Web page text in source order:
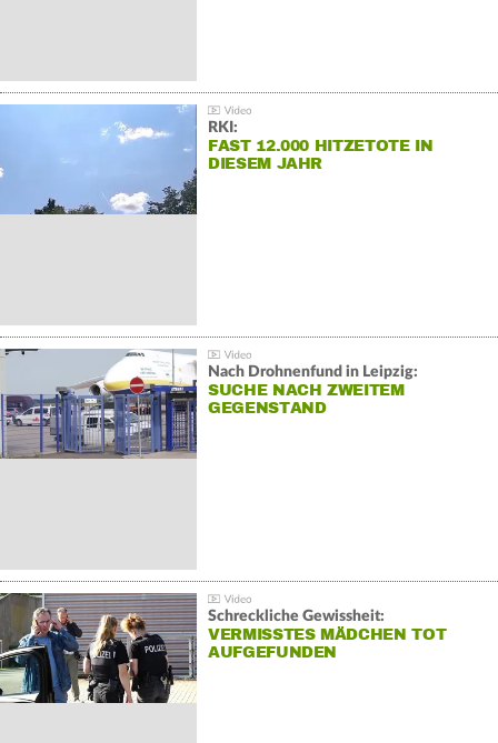
RKI:
FAST 12.000 HITZETOTE IN
DIESEM JAHR
Nach Drohnenfund in Leipzig:
SUCHE NACH ZWEITEM
GEGENSTAND
Schreckliche Gewissheit:
VERMISSTES MÄDCHEN TOT
AUFGEFUNDEN